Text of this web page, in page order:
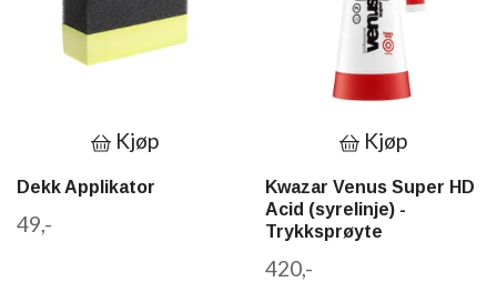
Kjøp
Dekk Applikator
49,-
Kjøp
Kwazar Venus Super HD
Acid (syrelinje) -
Trykksprøyte
420,-